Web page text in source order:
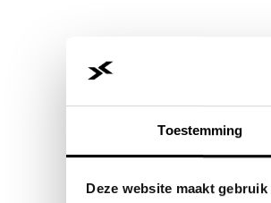
Toestemming
Deze website maakt